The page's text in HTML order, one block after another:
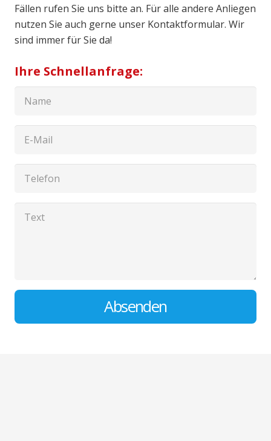
Fällen rufen Sie uns bitte an. Für alle andere Anliegen
nutzen Sie auch gerne unser Kontaktformular. Wir
sind immer für Sie da!
Ihre Schnellanfrage:
Absenden